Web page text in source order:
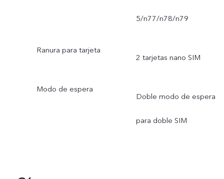
5/n77/n78/n79
Ranura para tarjeta
2 tarjetas nano SIM
Modo de espera
Doble modo de espera
para doble SIM